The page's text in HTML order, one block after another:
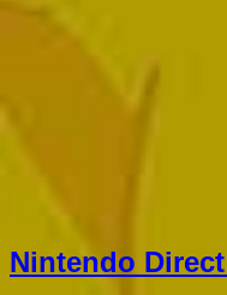
Nintendo